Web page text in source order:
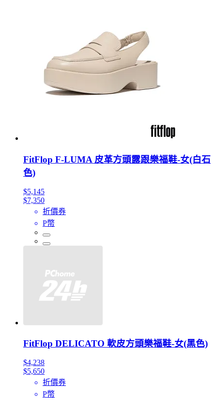
FitFlop F-LUMA 皮革方頭露跟樂福鞋-女(白石
色)
$5,145
$7,350
折價券
P幣
FitFlop DELICATO 軟皮方頭樂福鞋-女(黑色)
$4,238
$5,650
折價券
P幣